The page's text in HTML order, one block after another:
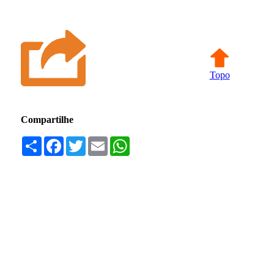
Topo
Compartilhe
Compartilhar
Facebook
TwitterEmail